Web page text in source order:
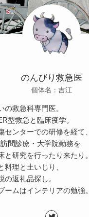
のんびり救急医
個体名：吉江
の救急科専門医。
型救急と臨床疫学。
センターでの研修を経て、
問診療・大学院勤務を
と研究を行ったり来たり。
料理と土いじり、
の返礼品探し。
ームはインテリアの勉強。